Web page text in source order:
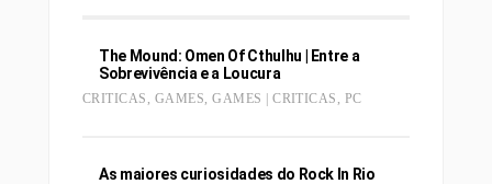
The Mound: Omen Of Cthulhu | Entre a
Sobrevivência e a Loucura
CRITICAS GAMES ,GAMES | CRITICAS PC
As maiores curiosidades do Rock In Rio